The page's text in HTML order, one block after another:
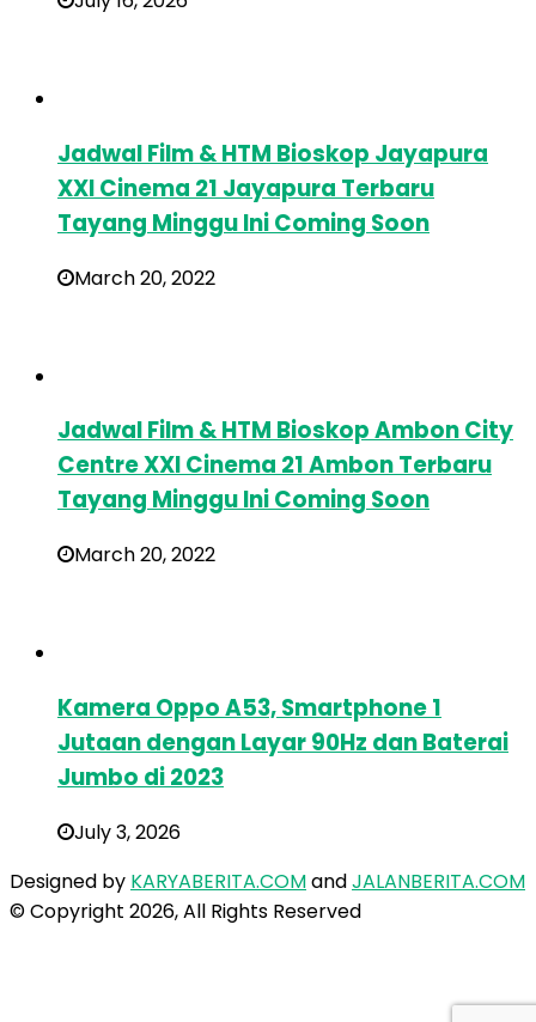
Jadwal Film & HTM Bioskop Jayapura
XXI Cinema 21 Jayapura Terbaru
Tayang Minggu Ini Coming Soon
March 20, 2022
Jadwal Film & HTM Bioskop Ambon City
Centre XXI Cinema 21 Ambon Terbaru
Tayang Minggu Ini Coming Soon
March 20, 2022
Kamera Oppo A53, Smartphone 1
Jutaan dengan Layar 90Hz dan Baterai
Jumbo di 2023
July 3, 2026
Designed by KARYABERITA.COMandJALANBERITA.COM
© Copyright 2026, All Rights Reserved